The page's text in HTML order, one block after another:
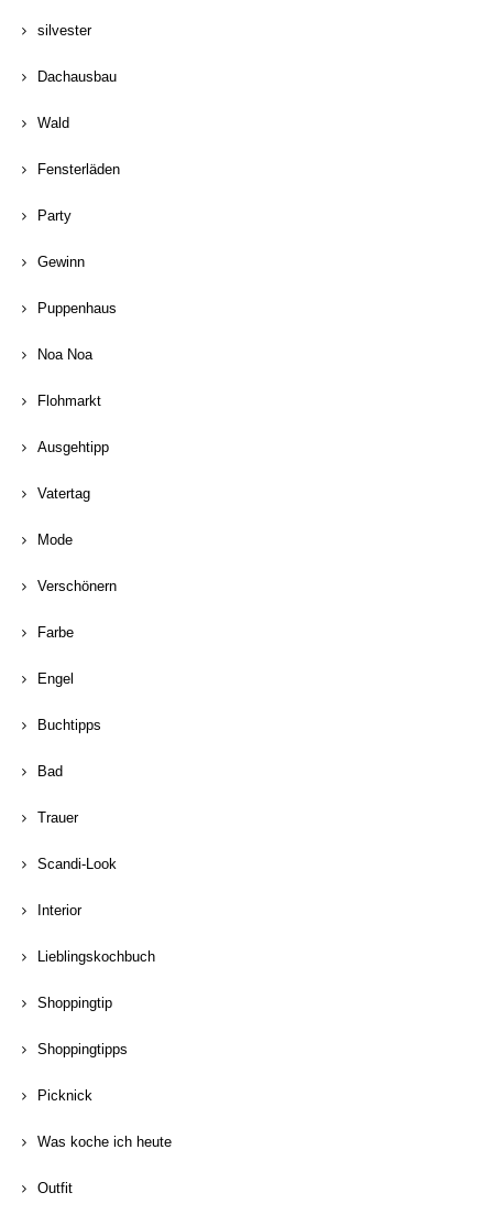
silvester
Dachausbau
Wald
Fensterläden
Party
Gewinn
Puppenhaus
Noa Noa
Flohmarkt
Ausgehtipp
Vatertag
Mode
Verschönern
Farbe
Engel
Buchtipps
Bad
Trauer
Scandi-Look
Interior
Lieblingskochbuch
Shoppingtip
Shoppingtipps
Picknick
Was koche ich heute
Outfit